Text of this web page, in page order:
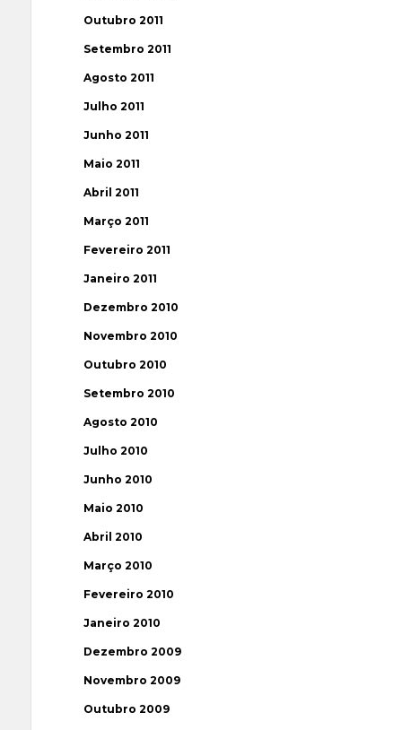
Outubro 2011
Setembro 2011
Agosto 2011
Julho 2011
Junho 2011
Maio 2011
Abril 2011
Março 2011
Fevereiro 2011
Janeiro 2011
Dezembro 2010
Novembro 2010
Outubro 2010
Setembro 2010
Agosto 2010
Julho 2010
Junho 2010
Maio 2010
Abril 2010
Março 2010
Fevereiro 2010
Janeiro 2010
Dezembro 2009
Novembro 2009
Outubro 2009